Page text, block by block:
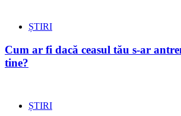
ȘTIRI
Cum ar fi dacă ceasul tău s-ar
tine?
ȘTIRI